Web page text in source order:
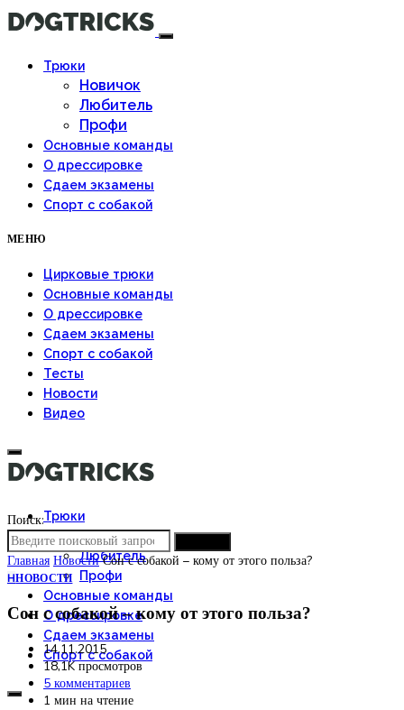
Трюки
Новичок
Любитель
Профи
Основные команды
О дрессировке
Сдаем экзамены
Спорт с собакой
МЕНЮ
Цирковые трюки
Основные команды
О дрессировке
Сдаем экзамены
Спорт с собакой
Тесты
Новости
Видео
Трюки
Новичок
Любитель
Профи
Основные команды
О дрессировке
Сдаем экзамены
Спорт с собакой
Поиск:
Главная Новости Сон с собакой – кому от этого польза?
ННОВОСТИ
Сон с собакой – кому от этого польза?
14.11.2015
18,1K просмотров
5 комментариев
1 мин на чтение